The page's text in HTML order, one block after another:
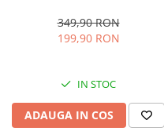
Termostat 80 - 200 °C, 8
programe predefinite, Negru
349,90 RON
199,90 RON
IN STOC
ADAUGA IN COS